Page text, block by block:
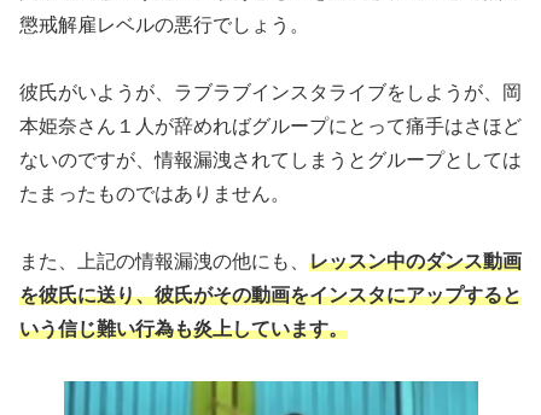
懲戒解雇レベルの悪行でしょう。
彼氏がいようが、ラブラブインスタライブをしようが、岡
本姫奈さん１人が辞めればグループにとって痛手はさほど
ないのですが、情報漏洩されてしまうとグループとしては
たまったものではありません。
また、上記の情報漏洩の他にも、 レッスン中のダンス動画
を彼氏に送り、彼氏がその動画をインスタにアップすると
いう信じ難い行為も炎上しています。